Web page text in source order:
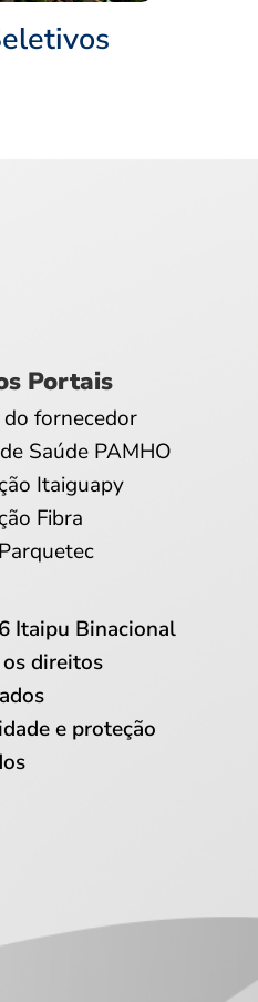
Portais
fornecedor
Saúde PAMHO
Itaiguapy
Fibra
Itaipu Binacional
direitos
e proteção